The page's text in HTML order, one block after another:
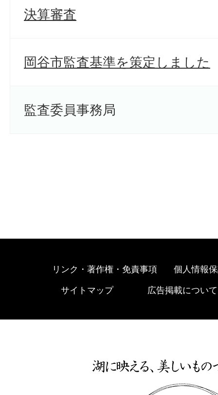
決算審査
岡谷市監査基準を策定しました
監査委員事務局
リンク・著作権・免責事項 個人情報
サイトマップ 広告掲載について